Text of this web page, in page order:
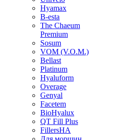
Hyamax
B-esta
The Chaeum
Premium
Sosum
VOM (V.O.M.)
Bellast
Platinum
Hyaluform
Overage
Genyal
Facetem
BioHyalux
QT Fill Plus
FillersHA